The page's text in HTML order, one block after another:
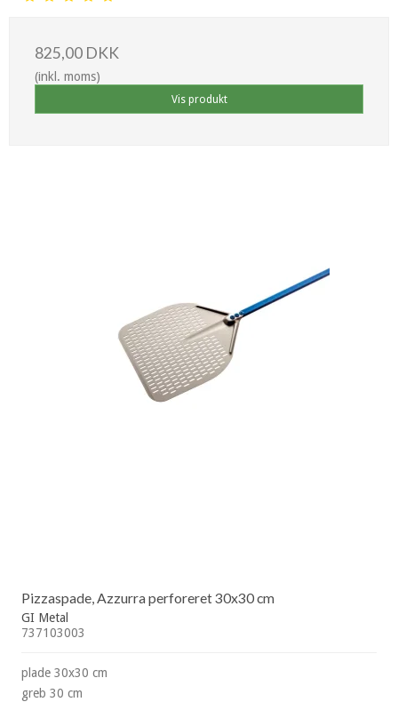
825,00 DKK
(inkl. moms)
Vis produkt
Pizzaspade, Azzurra perforeret 30x30 cm
GI Metal
737103003
plade 30x30 cm
greb 30 cm